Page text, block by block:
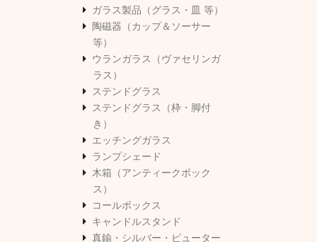
ガラス製品（グラス・皿 等）
陶磁器（カップ＆ソーサー
等）
ウランガラス（ヴァセリンガ
ラス）
ステンドグラス
ステンドグラス（枠・脚付
き）
エッチングガラス
ランプシェード
木箱（アンティークボック
ス）
コールボックス
キャンドルスタンド
真鍮・シルバー・ピューター